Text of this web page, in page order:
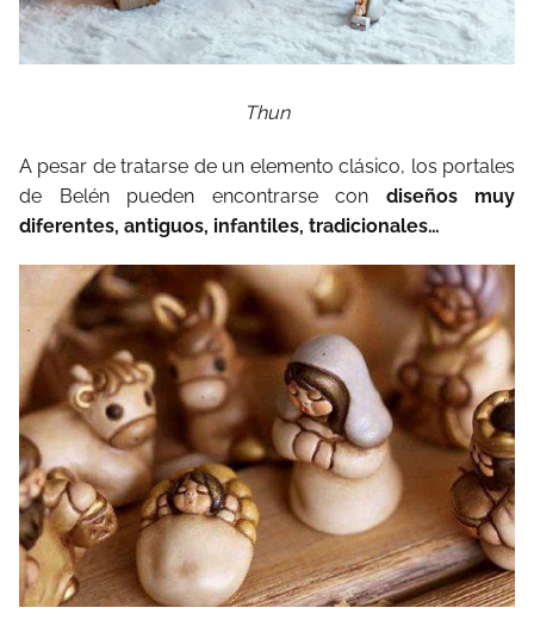
Thun
A pesar de tratarse de un elemento clásico, los portales
de Belén pueden encontrarse con diseños muy
diferentes, antiguos, infantiles, tradicionales…